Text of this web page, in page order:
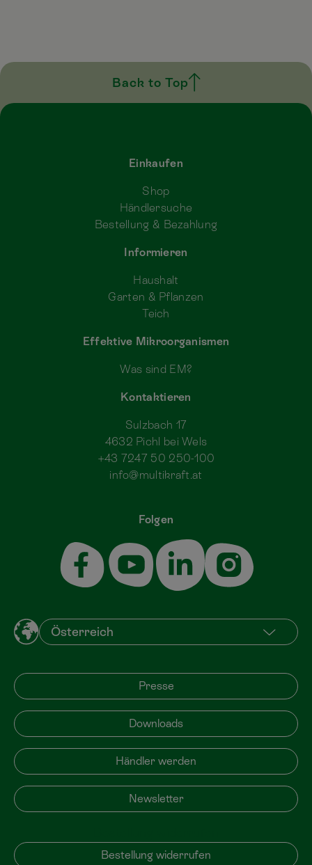
Back to Top
Folgen
Einkaufen
Shop
Händlersuche
Bestellung & Bezahlung
Informieren
Haushalt
Garten & Pflanzen
Teich
Effektive Mikroorganismen
Was sind EM?
Kontaktieren
Sulzbach 17
4632 Pichl bei Wels
+43 7247 50 250-100
info@multikraft.at
Presse
Downloads
Händler werden
Newsletter
Bestellung widerrufen